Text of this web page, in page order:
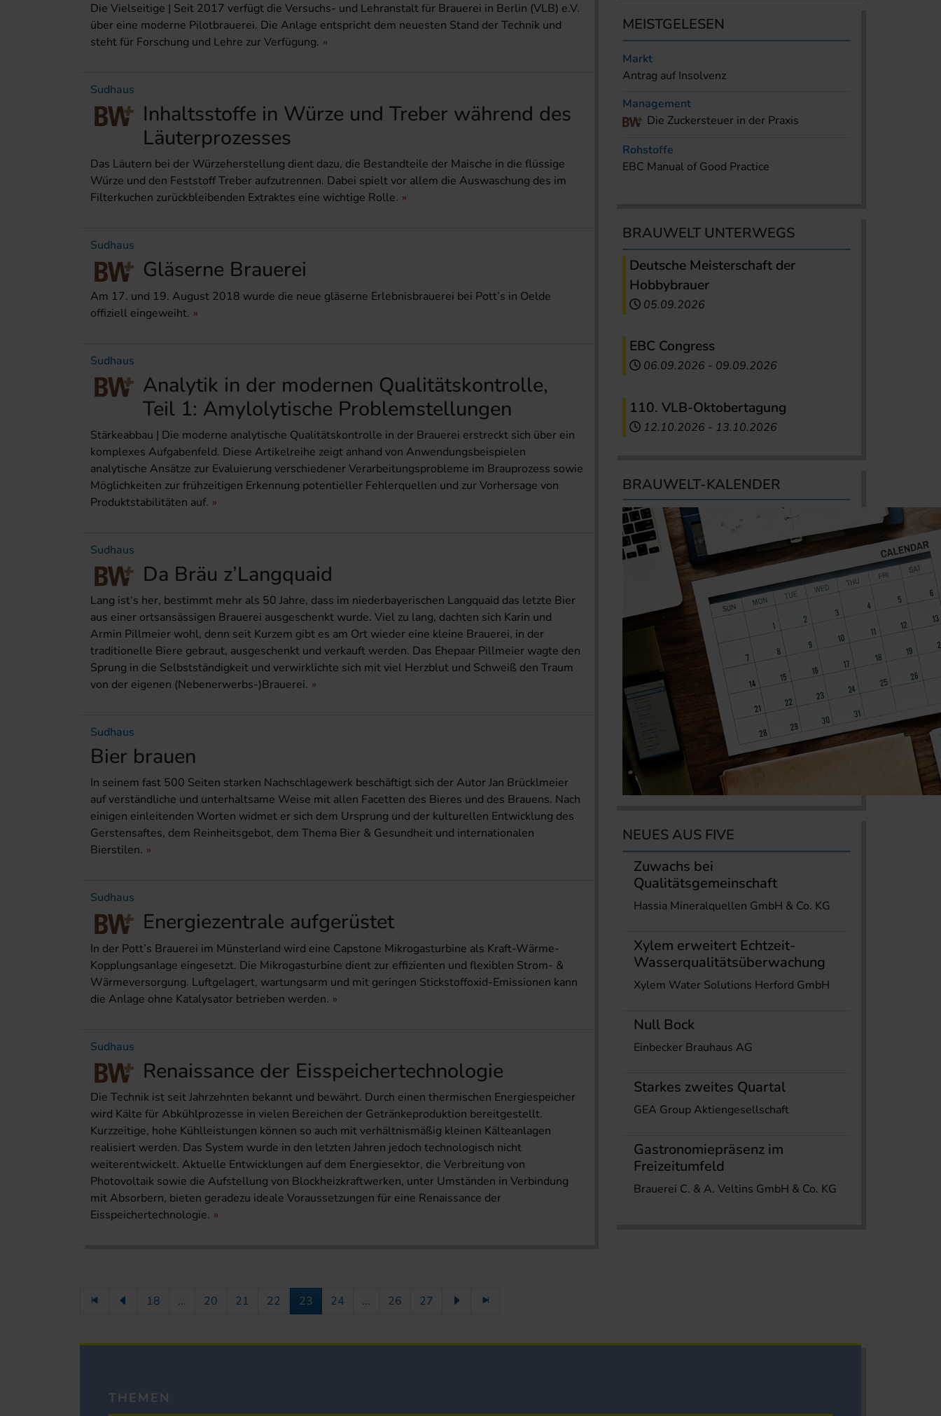
Die Vielseitige | Seit 2017 verfügt die Versuchs- und Lehranstalt für Brauerei in Berlin (VLB) e.V.
über eine moderne Pilotbrauerei. Die Anlage entspricht dem neuesten Stand der Technik und
steht für Forschung und Lehre zur Verfügung.
Sudhaus
Inhaltsstoffe in Würze und Treber während des
Läuterprozesses
Das Läutern bei der Würzeherstellung dient dazu, die Bestandteile der Maische in die flüssige
Würze und den Feststoff Treber aufzutrennen. Dabei spielt vor allem die Auswaschung des im
Filterkuchen zurückbleibenden Extraktes eine wichtige Rolle.
Sudhaus
Gläserne Brauerei
Am 17. und 19. August 2018 wurde die neue gläserne Erlebnisbrauerei bei Pott’s in Oelde
offiziell eingeweiht.
Sudhaus
Analytik in der modernen Qualitätskontrolle,
Teil 1: Amylolytische Problemstellungen
Stärkeabbau | Die moderne analytische Qualitätskontrolle in der Brauerei erstreckt sich über ein
komplexes Aufgabenfeld. Diese Artikelreihe zeigt anhand von Anwendungsbeispielen
analytische Ansätze zur Evaluierung verschiedener Verarbeitungsprobleme im Brauprozess sowie
Möglichkeiten zur frühzeitigen Erkennung potentieller Fehlerquellen und zur Vorhersage von
Produktstabili­täten auf.
Sudhaus
Da Bräu z’Langquaid
Lang ist‘s her, bestimmt mehr als 50 Jahre, dass im niederbayerischen Langquaid das letzte Bier
aus einer ortsansässigen Brauerei ausgeschenkt wurde. Viel zu lang, dachten sich Karin und
Armin Pillmeier wohl, denn seit Kurzem gibt es am Ort wieder eine kleine Brauerei, in der
traditionelle Biere gebraut, ausgeschenkt und verkauft werden. Das Ehepaar Pillmeier wagte den
Sprung in die Selbstständigkeit und verwirklichte sich mit viel Herzblut und Schweiß den Traum
von der eigenen (Nebenerwerbs-)Brauerei.
Sudhaus
Bier brauen
In seinem fast 500 Seiten starken Nachschlagewerk beschäftigt sich der Autor Jan Brückl­meier
auf verständliche und unterhaltsame Weise mit allen Facetten des Bieres und des Brauens. Nach
einigen einleitenden Worten widmet er sich dem Ursprung und der kulturellen Entwicklung des
Gerstensaftes, dem Reinheitsgebot, dem Thema Bier & Gesundheit und internationalen
Bierstilen.
Sudhaus
Energiezentrale aufgerüstet
In der Pott’s Brauerei im Münsterland wird eine Capstone Mikrogasturbine als Kraft-Wärme-
Kopplungsanlage eingesetzt. Die Mikrogasturbine dient zur effizienten und flexiblen Strom- &
Wärmeversorgung. Luftgelagert, wartungsarm und mit geringen Stickstoffoxid-Emissionen kann
die Anlage ohne Katalysator betrieben werden.
Sudhaus
Renaissance der Eisspeichertechnologie
Die Technik ist seit Jahrzehnten bekannt und bewährt. Durch einen thermischen Energiespeicher
wird Kälte für Abkühlprozesse in vielen Bereichen der Getränkeproduktion bereitgestellt.
Kurzzeitige, hohe Kühlleistungen können so auch mit verhältnismäßig kleinen Kälteanlagen
realisiert werden. Das System wurde in den letzten Jahren jedoch technologisch nicht
weiterentwickelt. Aktuelle Entwicklungen auf dem Energiesektor, die Verbreitung von
Photovoltaik sowie die Aufstellung von Block­heizkraftwerken, unter Umständen in Verbindung
mit Absorbern, bieten geradezu ideale Voraussetzungen für eine Renaissance der
Eisspeichertechnologie.
18 ... 20 21 22 23 24 ... 26 27
MEISTGELESEN
Markt
Antrag auf Insolvenz
Management
Die Zuckersteuer in der Praxis
Rohstoffe
EBC Manual of Good Practice
BRAUWELT UNTERWEGS
Deutsche Meisterschaft der
Hobbybrauer
05.09.2026
EBC Congress
06.09.2026 - 09.09.2026
110. VLB-Oktobertagung
12.10.2026 - 13.10.2026
BRAUWELT-KALENDER
NEUES AUS FIVE
Zuwachs bei
Qualitätsgemeinschaft
Hassia Mineralquellen GmbH & Co. KG
Xylem erweitert Echtzeit-
Wasserqualitätsüberwachung
Xylem Water Solutions Herford GmbH
Null Bock
Einbecker Brauhaus AG
Starkes zweites Quartal
GEA Group Aktiengesellschaft
Gastronomiepräsenz im
Freizeitumfeld
Brauerei C. & A. Veltins GmbH & Co. KG
THEMEN